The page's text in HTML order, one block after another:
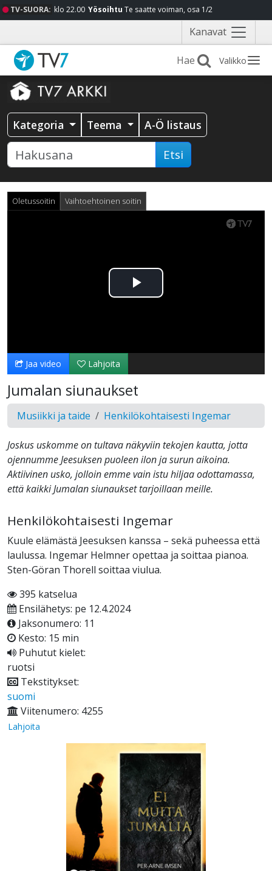
TV-SUORA: klo 22.00 Yösoihtu Te saatte voiman, osa 1/2
Kanavat Näytä
valikko
Valikko
Kategoria Teema A-Ö listaus
Etsi
Oletussoitin Vaihtoehtoinen soitin
Toista
Jaa video Lahjoita
Jumalan siunaukset
Musiikki ja taide Henkilökohtaisesti Ingemar
Joskus uskomme on tultava näkyviin tekojen kautta, jotta
ojennumme Jeesuksen puoleen ilon ja surun aikoina.
Aktiivinen usko, jolloin emme vain istu hiljaa odottamassa,
että kaikki Jumalan siunaukset tarjoillaan meille.
Henkilökohtaisesti Ingemar
Kuule elämästä Jeesuksen kanssa – sekä puheessa että
laulussa. Ingemar Helmner opettaa ja soittaa pianoa.
Sten-Göran Thorell soittaa viulua.
395 katselua
Ensilähetys: pe 12.4.2024
Jaksonumero: 11
Kesto: 15 min
Puhutut kielet:
ruotsi
Tekstitykset:
suomi
Viitenumero: 4255
Lahjoita